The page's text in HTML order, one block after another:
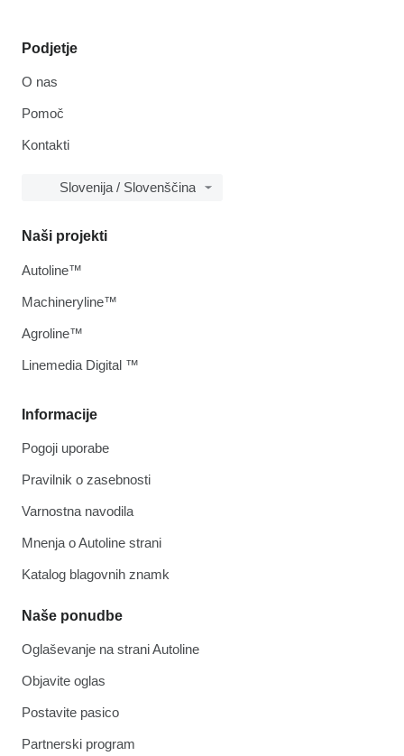
Podjetje
O nas
Pomoč
Kontakti
Slovenija / Slovenščina
Informacije
Pogoji uporabe
Pravilnik o zasebnosti
Varnostna navodila
Mnenja o Autoline strani
Katalog blagovnih znamk
Naše ponudbe
Oglaševanje na strani Autoline
Objavite oglas
Postavite pasico
Partnerski program
Naši projekti
Autoline™
Machineryline™
Agroline™
Linemedia Digital ™